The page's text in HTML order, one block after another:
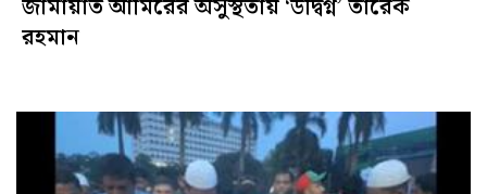
জামায়াত আমিরের অসুস্থতায় ‘উদ্বিগ্ন’ তারেক
রহমান